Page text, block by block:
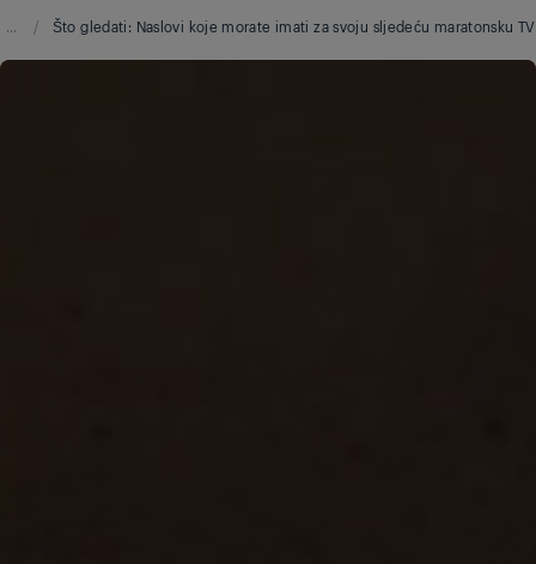
... / Što gledati: Naslovi koje morate imati za svoju sljedeću maratonsku